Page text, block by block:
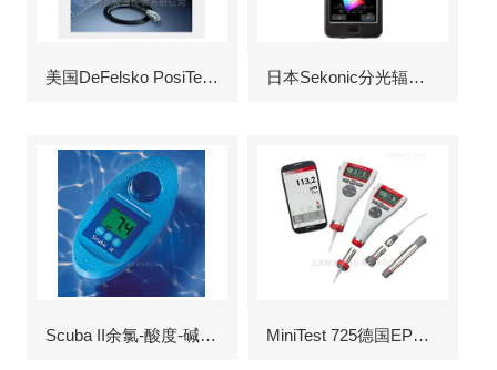
美国DeFelsko PosiTector6000涂层测厚仪 日本Sekonic分光辐射照度计
Scuba II余氯-酸度-碱度-氰尿酸浓度测定仪 MiniTest 725德国EPK涂层测厚仪